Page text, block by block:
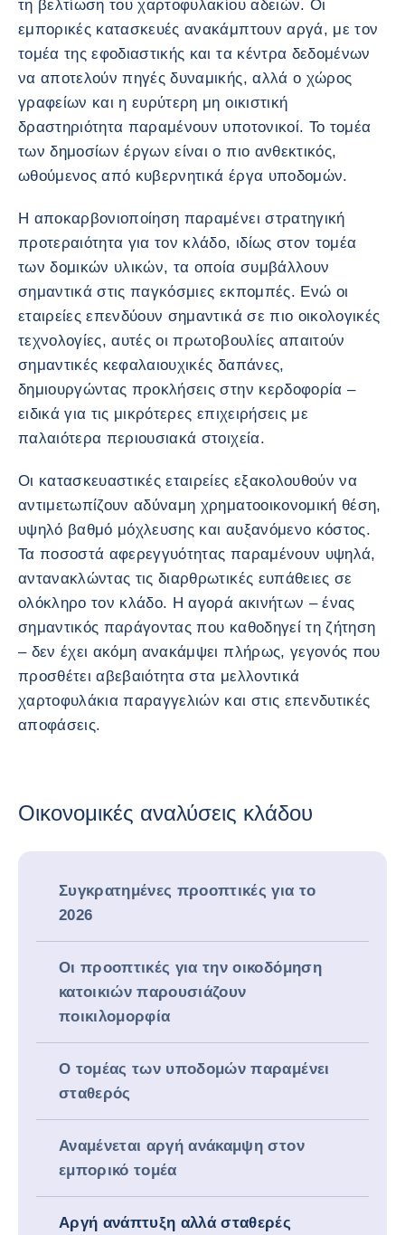
τη βελτίωση του χαρτοφυλακίου αδειών. Οι
εμπορικές κατασκευές ανακάμπτουν αργά, με τον
τομέα της εφοδιαστικής και τα κέντρα δεδομένων
να αποτελούν πηγές δυναμικής, αλλά ο χώρος
γραφείων και η ευρύτερη μη οικιστική
δραστηριότητα παραμένουν υποτονικοί. Το τομέα
των δημοσίων έργων είναι ο πιο ανθεκτικός,
ωθούμενος από κυβερνητικά έργα υποδομών.
Η αποκαρβονιοποίηση παραμένει στρατηγική
προτεραιότητα για τον κλάδο, ιδίως στον τομέα
των δομικών υλικών, τα οποία συμβάλλουν
σημαντικά στις παγκόσμιες εκπομπές. Ενώ οι
εταιρείες επενδύουν σημαντικά σε πιο οικολογικές
τεχνολογίες, αυτές οι πρωτοβουλίες απαιτούν
σημαντικές κεφαλαιουχικές δαπάνες,
δημιουργώντας προκλήσεις στην κερδοφορία –
ειδικά για τις μικρότερες επιχειρήσεις με
παλαιότερα περιουσιακά στοιχεία.
Οι κατασκευαστικές εταιρείες εξακολουθούν να
αντιμετωπίζουν αδύναμη χρηματοοικονομική θέση,
υψηλό βαθμό μόχλευσης και αυξανόμενο κόστος.
Τα ποσοστά αφερεγγυότητας παραμένουν υψηλά,
αντανακλώντας τις διαρθρωτικές ευπάθειες σε
ολόκληρο τον κλάδο. Η αγορά ακινήτων – ένας
σημαντικός παράγοντας που καθοδηγεί τη ζήτηση
– δεν έχει ακόμη ανακάμψει πλήρως, γεγονός που
προσθέτει αβεβαιότητα στα μελλοντικά
χαρτοφυλάκια παραγγελιών και στις επενδυτικές
αποφάσεις.
Οικονομικές αναλύσεις κλάδου
Συγκρατημένες προοπτικές για το
2026
Οι προοπτικές για την οικοδόμηση
κατοικιών παρουσιάζουν
ποικιλομορφία
Ο τομέας των υποδομών παραμένει
σταθερός
Αναμένεται αργή ανάκαμψη στον
εμπορικό τομέα
Αργή ανάπτυξη αλλά σταθερές